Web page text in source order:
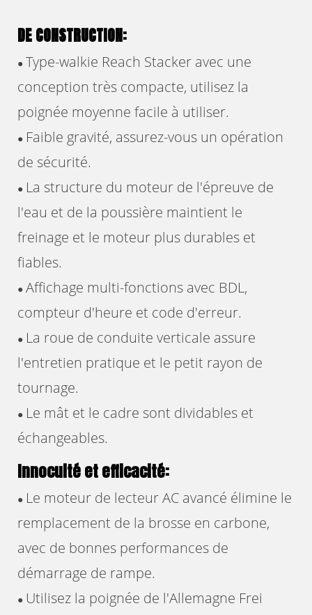
DE CONSTRUCTION:
● Type-walkie Reach Stacker avec une
conception très compacte, utilisez la
poignée moyenne facile à utiliser.
● Faible gravité, assurez-vous un opération
de sécurité.
● La structure du moteur de l'épreuve de
l'eau et de la poussière maintient le
freinage et le moteur plus durables et
fiables.
● Affichage multi-fonctions avec BDL,
compteur d'heure et code d'erreur.
● La roue de conduite verticale assure
l'entretien pratique et le petit rayon de
tournage.
● Le mât et le cadre sont dividables et
échangeables.
Innocuité et efficacité:
● Le moteur de lecteur AC avancé élimine le
remplacement de la brosse en carbone,
avec de bonnes performances de
démarrage de rampe.
● Utilisez la poignée de l'Allemagne Frei